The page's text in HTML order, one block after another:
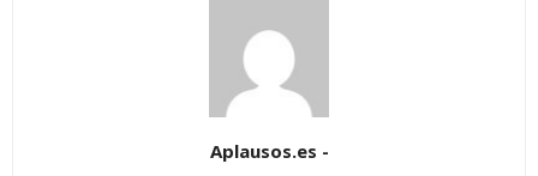
Aplausos.es -